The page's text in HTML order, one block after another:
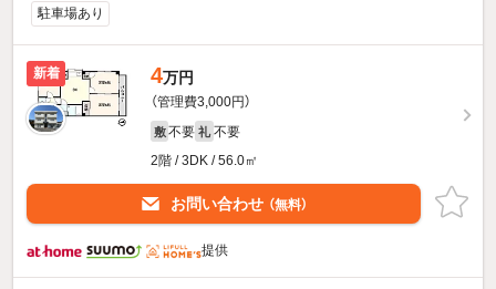
駐車場あり
新着 4万円
（管理費3,000円）
敷 不要 礼 不要
2階 / 3DK / 56.0㎡
お問い合わせ （無料）
提供